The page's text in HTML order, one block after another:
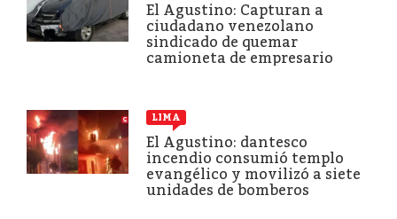
El Agustino: Capturan a
ciudadano venezolano
sindicado de quemar
camioneta de empresario
LIMA
El Agustino: dantesco
incendio consumió templo
evangélico y movilizó a siete
unidades de bomberos